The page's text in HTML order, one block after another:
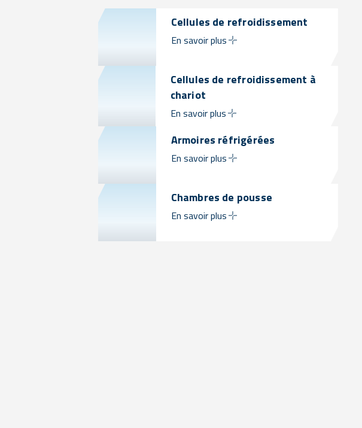
Cellules de refroidissement
En savoir plus
Cellules de refroidissement à
chariot
En savoir plus
Armoires réfrigérées
En savoir plus
Chambres de pousse
En savoir plus